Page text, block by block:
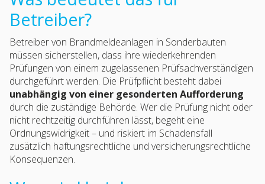
Betreiber?
Betreiber von Brandmeldeanlagen in Sonderbauten
müssen sicherstellen, dass ihre wiederkehrenden
Prüfungen von einem zugelassenen Prüfsachverständigen
durchgeführt werden. Die Prüfpflicht besteht dabei
unabhängig von einer gesonderten Aufforderung
durch die zuständige Behörde. Wer die Prüfung nicht oder
nicht rechtzeitig durchführen lässt, begeht eine
Ordnungswidrigkeit – und riskiert im Schadensfall
zusätzlich haftungsrechtliche und versicherungsrechtliche
Konsequenzen.